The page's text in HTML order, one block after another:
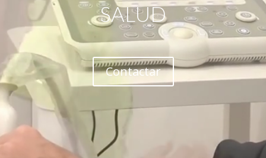
SALUD
Contactar